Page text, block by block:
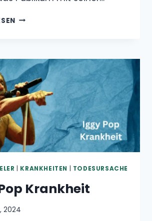
|KRANKHEITEN TODESURSACHE
Krankheit
legendäre „Godfather of Punk“,
weiterhin dem Alter und…